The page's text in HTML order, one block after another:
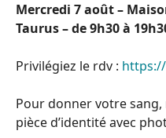
Mercredi 7 août –
Taurus – de 9h30 à
Privilégiez le rdv :
Pour donner votre sang,
pièce d’identité avec